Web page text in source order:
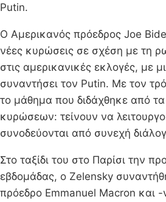
Putin.
Ο Αμερικανός πρόεδρος Joe
νέες κυρώσεις σε σχέση με τη
στις αμερικανικές εκλογές, με
συναντήσει τον Putin. Με τον
το μάθημα που διδάχθηκε από
κυρώσεων: τείνουν να
συνοδεύονται από συνεχή
Στο ταξίδι του στο Παρίσι την
εβδομάδας, ο Zelensky
πρόεδρο Emmanuel Macron και